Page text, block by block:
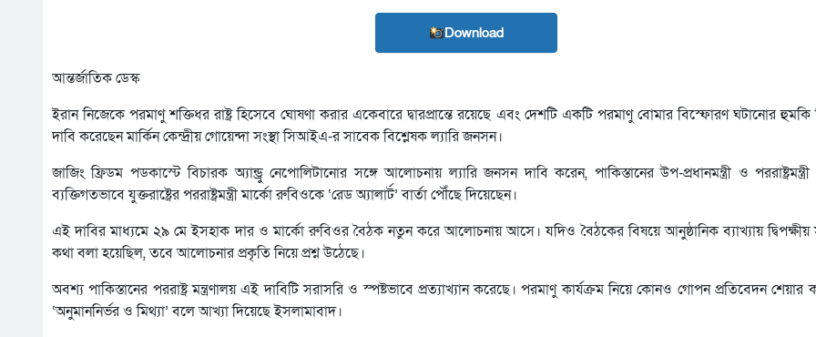
Download
আন্তর্জাতিক ডেস্ক
ইরান নিজেকে পরমাণু শক্তিধর রাষ্ট্র হিসেবে ঘোষণা করার একেবারে দ্বারপ্রান্তে রয়েছে এবং দেশটি একটি পরমাণু বোমার বিস্ফোরণ ঘটানোর
দাবি করেছেন মার্কিন কেন্দ্রীয় গোয়েন্দা সংস্থা সিআইএ-র সাবেক বিশ্লেষক ল্যারি জনসন।
জাজিং ফ্রিডম পডকাস্টে বিচারক অ্যান্ড্রু নেপোলিটানোর সঙ্গে আলোচনায় ল্যারি জনসন দাবি করেন, পাকিস্তানের উপ-প্রধানমন্ত্রী ও
ব্যক্তিগতভাবে যুক্তরাষ্ট্রের পররাষ্ট্রমন্ত্রী মার্কো রুবিওকে ‘রেড অ্যালার্ট’ বার্তা পৌঁছে দিয়েছেন।
এই দাবির মাধ্যমে ২৯ মে ইসহাক দার ও মার্কো রুবিওর বৈঠক নতুন করে আলোচনায় আসে। যদিও বৈঠকের বিষয়ে আনুষ্ঠানিক ব্যাখ্যায়
কথা বলা হয়েছিল, তবে আলোচনার প্রকৃতি নিয়ে প্রশ্ন উঠেছে।
অবশ্য পাকিস্তানের পররাষ্ট্র মন্ত্রণালয় এই দাবিটি সরাসরি ও স্পষ্টভাবে প্রত্যাখ্যান করেছে। পরমাণু কার্যক্রম নিয়ে কোনও গোপন প্রতিবেদন
‘অনুমাননির্ভর ও মিথ্যা’ বলে আখ্যা দিয়েছে ইসলামাবাদ।